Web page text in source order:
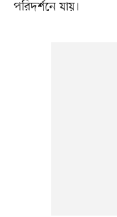
পরিদর্শনে যায়।